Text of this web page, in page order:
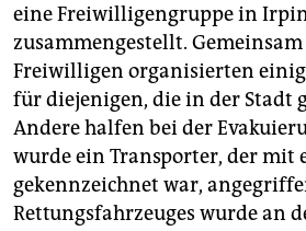
eine Freiwilligengruppe in
zusammengestellt.
Freiwilligen organisierten
für diejenigen, die in der Stadt
Andere halfen bei der
wurde ein Transporter, der mit
gekennzeichnet war,
Rettungsfahrzeuges wurde an